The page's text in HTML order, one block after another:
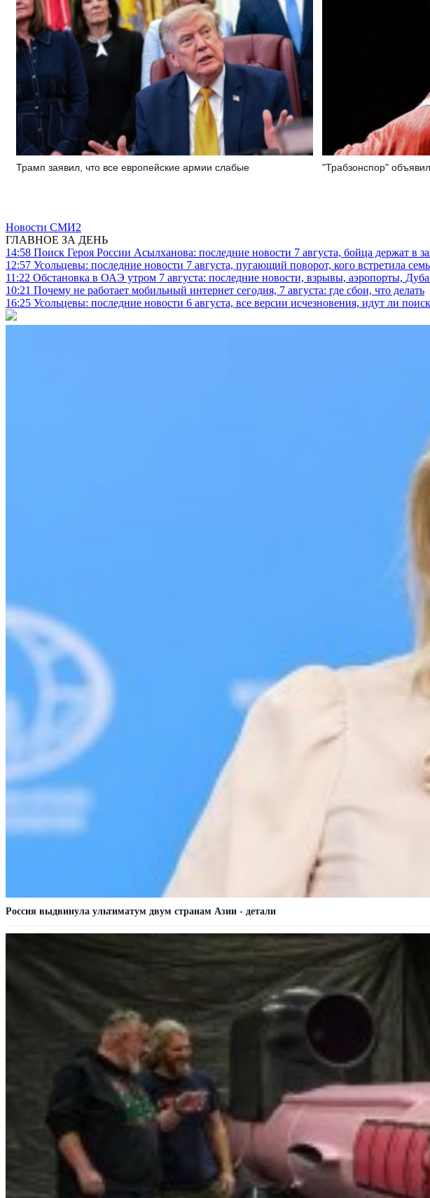
Трамп заявил, что все европейские армии слабые "Трабзонспор"
Новости СМИ2
ГЛАВНОЕ ЗА ДЕНЬ
14:58 Поиск Героя России Асылханова: последние новости 7 августа, бойца держат в
12:57 Усольцевы: последние новости 7 августа, пугающий поворот, кого встретила
11:22 Обстановка в ОАЭ утром 7 августа: последние новости, взрывы, аэропорты,
10:21 Почему не работает мобильный интернет сегодня, 7 августа: где сбои, что делать
16:25 Усольцевы: последние новости 6 августа, все версии исчезновения, идут ли
Россия выдвинула ультиматум двум странам Азии - детали